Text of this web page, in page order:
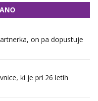
on pa dopustuje
ki je pri 26 letih